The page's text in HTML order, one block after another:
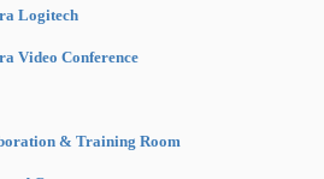
Logitech
Video Conference
& Training Room